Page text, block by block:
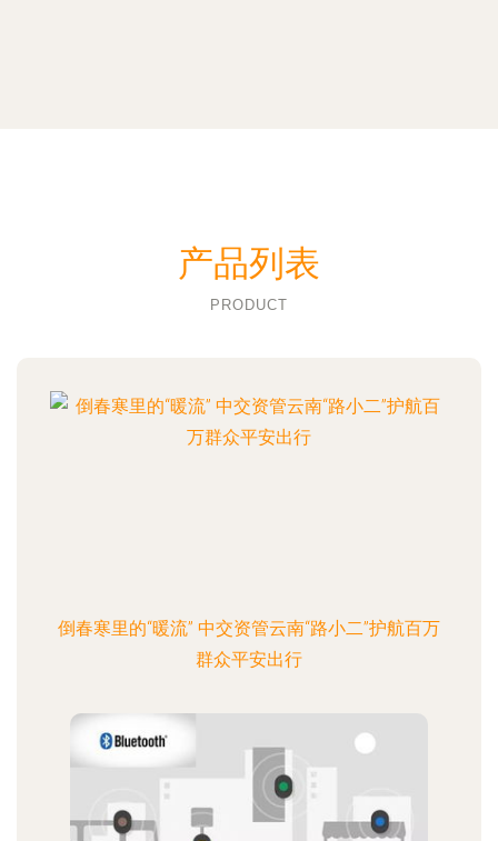
产品列表
PRODUCT
倒春寒里的“暖流” 中交资管云南“路小二”护航百万
群众平安出行